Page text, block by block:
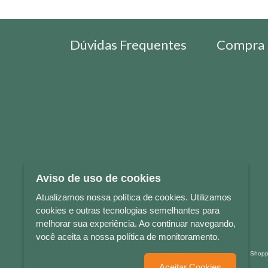
Dúvidas Frequentes Compra
LETRAS & CIA - CNPJ n° 88.587.548/0001-20 - Térreo Bourbon
Aviso de uso de cookies
Atualizamos nossa política de cookies. Utilizamos
cookies e outras tecnologias semelhantes para
melhorar sua experiência. Ao continuar navegando,
você aceita a nossa política de monitoramento.